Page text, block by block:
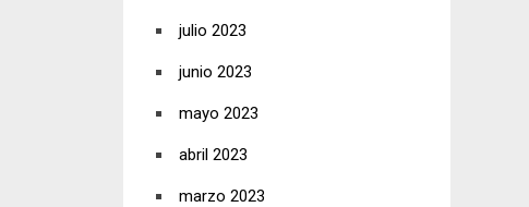
julio 2023
junio 2023
mayo 2023
abril 2023
marzo 2023